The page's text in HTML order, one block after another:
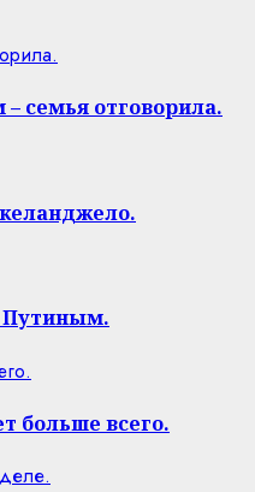
семья отговорила.
Путиным.
больше всего.